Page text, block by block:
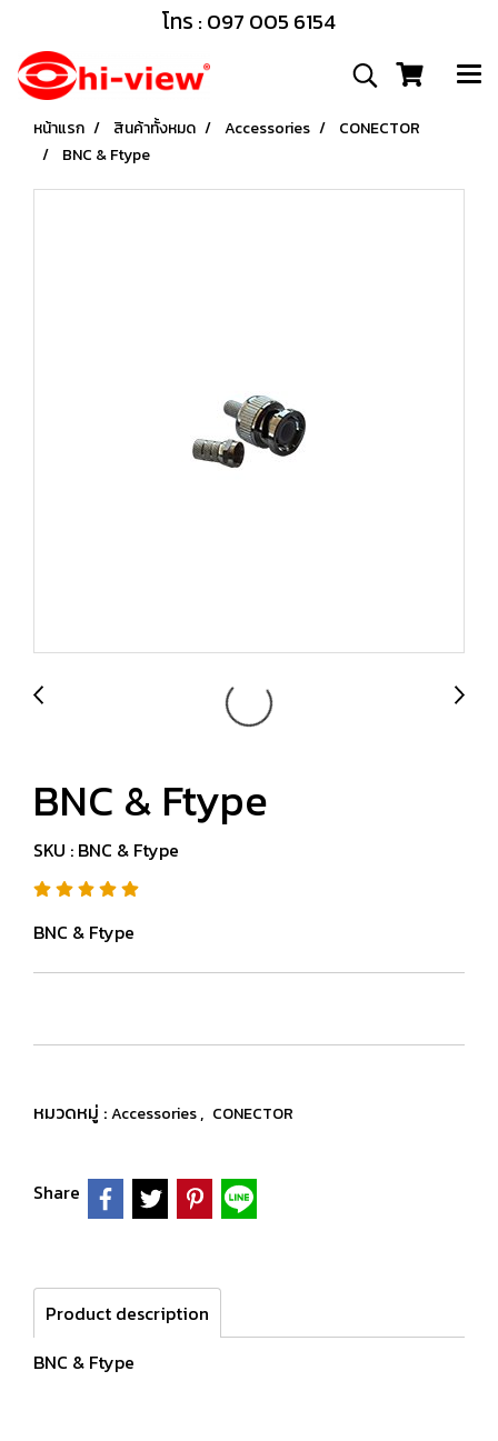
โทร : 097 005 6154
หน้าแรก สินค้าทั้งหมด Accessories
CONECTOR
BNC & Ftype
BNC & Ftype
SKU : BNC & Ftype
BNC & Ftype
หมวดหมู่ :Accessories, CONECTOR
Share
Product description
BNC & Ftype